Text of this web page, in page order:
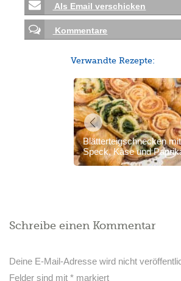
Als Email verschicken
Kommentare
Verwandte Rezepte:
Blätterteigschnecken mit
Speck, Käse und
Schreibe einen Kommentar
Deine E-Mail-Adresse wird nicht
Felder sind mit* markiert